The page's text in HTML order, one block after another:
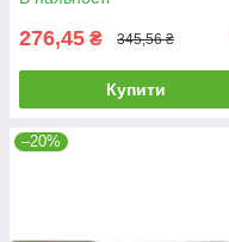
276,45 ₴ 345,56 ₴
Купити
–20%